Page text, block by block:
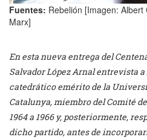
Fuentes: Rebelión [Imagen:
Marx]
En esta nueva entrega del
Salvador López Arnal entrevista
catedrático emérito de la
Catalunya, miembro del Comité
1964 a 1966 y, posteriormente,
dicho partido, antes de